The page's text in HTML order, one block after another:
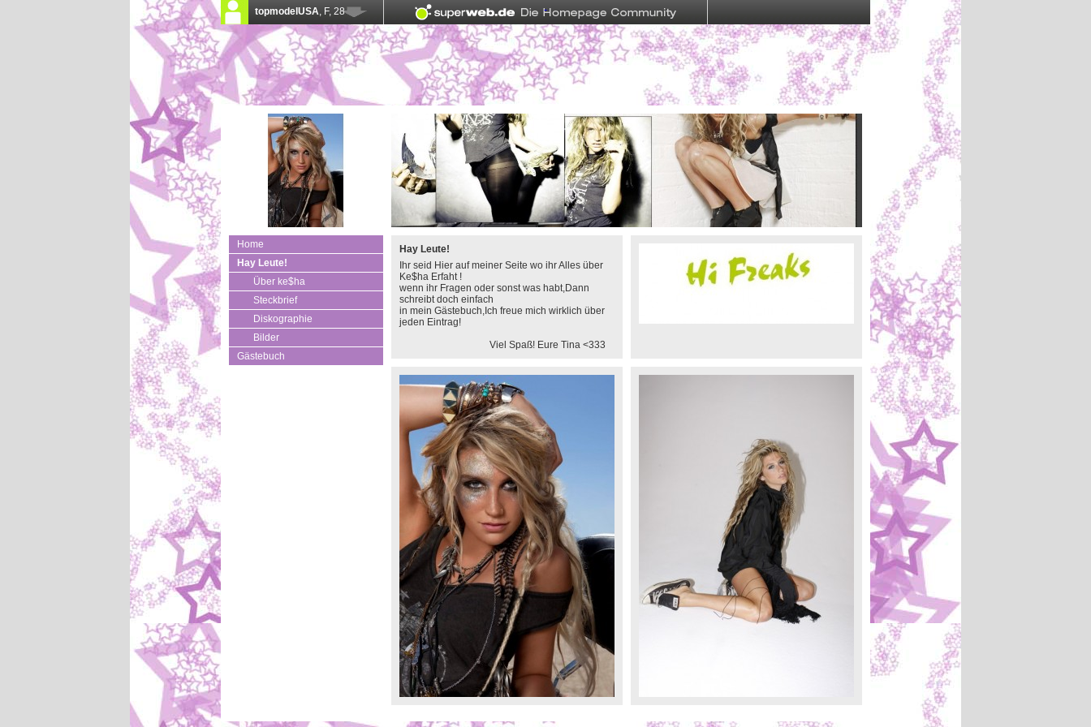
Home
Hay Leute!
Über ke$ha
Steckbrief
Diskographie
Bilder
Gästebuch
Hay Leute!
Ihr seid Hier auf meiner Seite wo ihr Alles über
Ke$ha Erfaht !
wenn ihr Fragen oder sonst was habt,Dann
schreibt doch einfach
in mein Gästebuch,Ich freue mich wirklich über
jeden Eintrag!
Viel Spaß! Eure Tina <333